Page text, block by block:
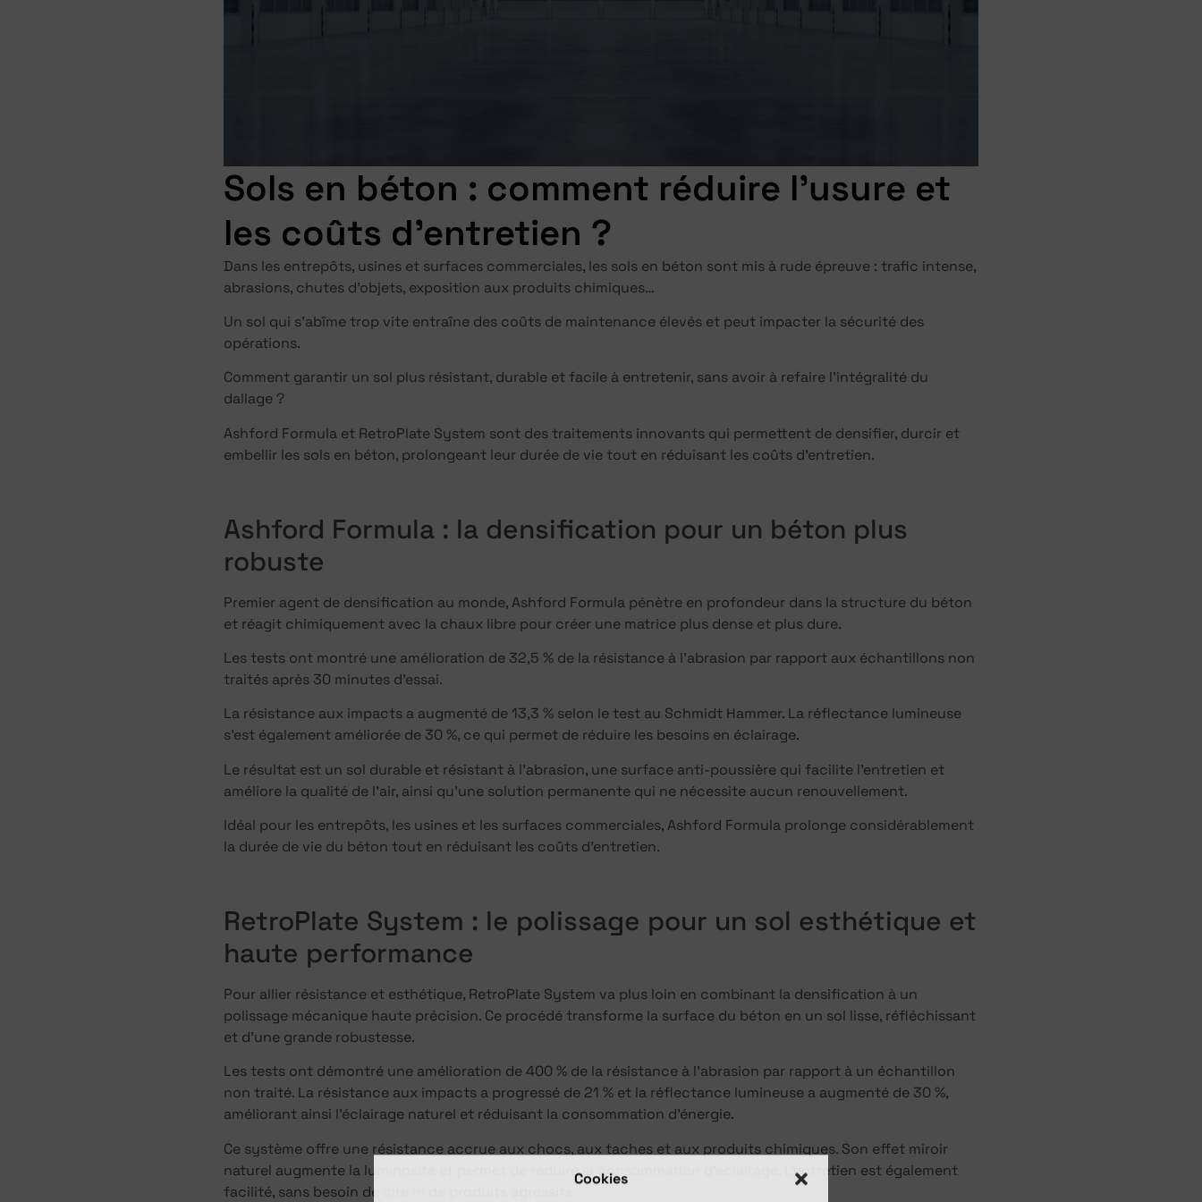
Cookies
Sols en béton : comment réduire l’usure et
les coûts d’entretien ?
Dans les entrepôts, usines et surfaces commerciales, les sols en béton sont mis à rude épreuve : trafic intense,
abrasions, chutes d’objets, exposition aux produits chimiques…
Un sol qui s’abîme trop vite entraîne des coûts de maintenance élevés et peut impacter la sécurité des
opérations.
Comment garantir un sol plus résistant, durable et facile à entretenir, sans avoir à refaire l’intégralité du
dallage ?
Ashford Formula et RetroPlate System sont des traitements innovants qui permettent de densifier, durcir et
embellir les sols en béton, prolongeant leur durée de vie tout en réduisant les coûts d’entretien.
Ashford Formula : la densification pour un béton plus
robuste
Premier agent de densification au monde, Ashford Formula pénètre en profondeur dans la structure du béton
et réagit chimiquement avec la chaux libre pour créer une matrice plus dense et plus dure.
Les tests ont montré une amélioration de 32,5 % de la résistance à l’abrasion par rapport aux échantillons non
traités après 30 minutes d’essai.
La résistance aux impacts a augmenté de 13,3 % selon le test au Schmidt Hammer. La réflectance lumineuse
s’est également améliorée de 30 %, ce qui permet de réduire les besoins en éclairage.
Le résultat est un sol durable et résistant à l’abrasion, une surface anti-poussière qui facilite l’entretien et
améliore la qualité de l’air, ainsi qu’une solution permanente qui ne nécessite aucun renouvellement.
Idéal pour les entrepôts, les usines et les surfaces commerciales, Ashford Formula prolonge considérablement
la durée de vie du béton tout en réduisant les coûts d’entretien.
RetroPlate System : le polissage pour un sol esthétique et
haute performance
Pour allier résistance et esthétique, RetroPlate System va plus loin en combinant la densification à un
polissage mécanique haute précision. Ce procédé transforme la surface du béton en un sol lisse, réfléchissant
et d’une grande robustesse.
Les tests ont démontré une amélioration de 400 % de la résistance à l’abrasion par rapport à un échantillon
non traité. La résistance aux impacts a progressé de 21 % et la réflectance lumineuse a augmenté de 30 %,
améliorant ainsi l’éclairage naturel et réduisant la consommation d’énergie.
Ce système offre une résistance accrue aux chocs, aux taches et aux produits chimiques. Son effet miroir
naturel augmente la luminosité et permet de réduire la consommation d’éclairage. L’entretien est également
facilité, sans besoin de cire ni de produits agressifs.